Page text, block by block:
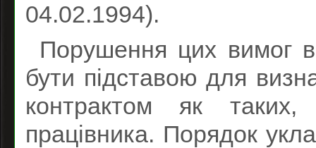
04.02.1994).
Порушення цих вимог
бути підставою для
контрактом як
працівника. Порядок